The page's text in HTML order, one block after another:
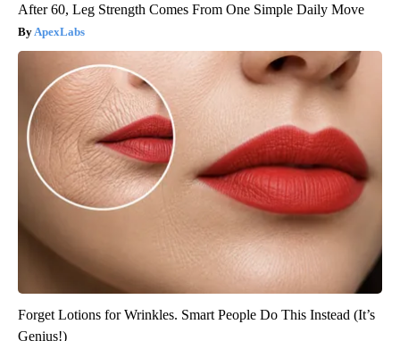
After 60, Leg Strength Comes From One Simple Daily Move
ApexLabs
Forget Lotions for Wrinkles. Smart People Do This Instead (It’s
Genius!)